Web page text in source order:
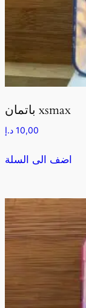
باتمان xsmax
10,00 د.إ
اضف الى السلة